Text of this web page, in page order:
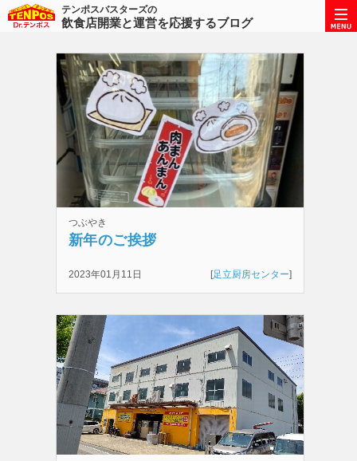
テンポスバスターズの
飲食店開業と運営を応援するブログ
つぶやき
新年のご挨拶
2023年01月11日 [足立厨房センター]